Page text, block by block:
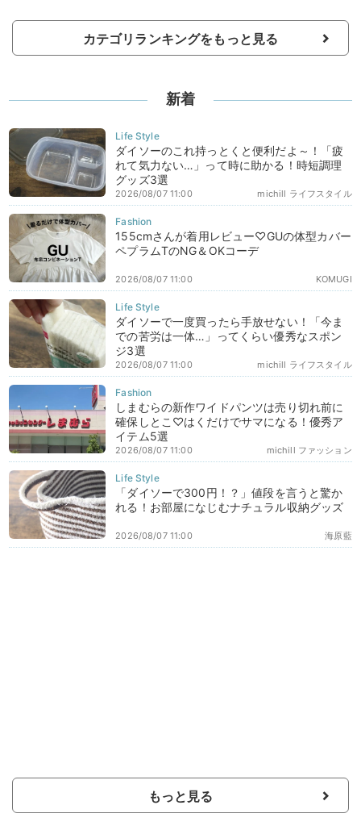
カテゴリランキングをもっと見る
新着
ダイソーのこれ持っとくと便利だよ～！「疲
れて気力ない…」って時に助かる！時短調理
グッズ3選
michill ライフスタイル
2026/08/07 11:00
155cmさんが着用レビュー♡GUの体型カバー
ペプラムTのNG＆OKコーデ
KOMUGI
2026/08/07 11:00
ダイソーで一度買ったら手放せない！「今ま
での苦労は一体…」ってくらい優秀なスポン
ジ3選
michill ライフスタイル
2026/08/07 11:00
しまむらの新作ワイドパンツは売り切れ前に
確保しとこ♡はくだけでサマになる！優秀ア
イテム5選
michill ファッション
2026/08/07 11:00
「ダイソーで300円！？」値段を言うと驚か
れる！お部屋になじむナチュラル収納グッズ
海原藍
2026/08/07 11:00
もっと見る